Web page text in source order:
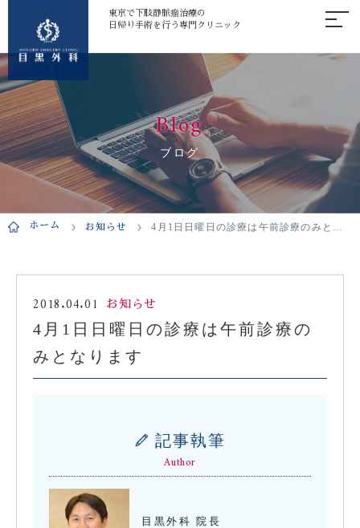
東京で下肢静脈瘤治療の
日帰り手術を行う専門クリニック
Blog
ブログ
ホーム お知らせ 4月1日日曜日の診療は午前診療のみとなります
2018.04.01 お知らせ
4月1日日曜日の診療は午前診療の
みとなります
記事執筆
Author
目黒外科 院長